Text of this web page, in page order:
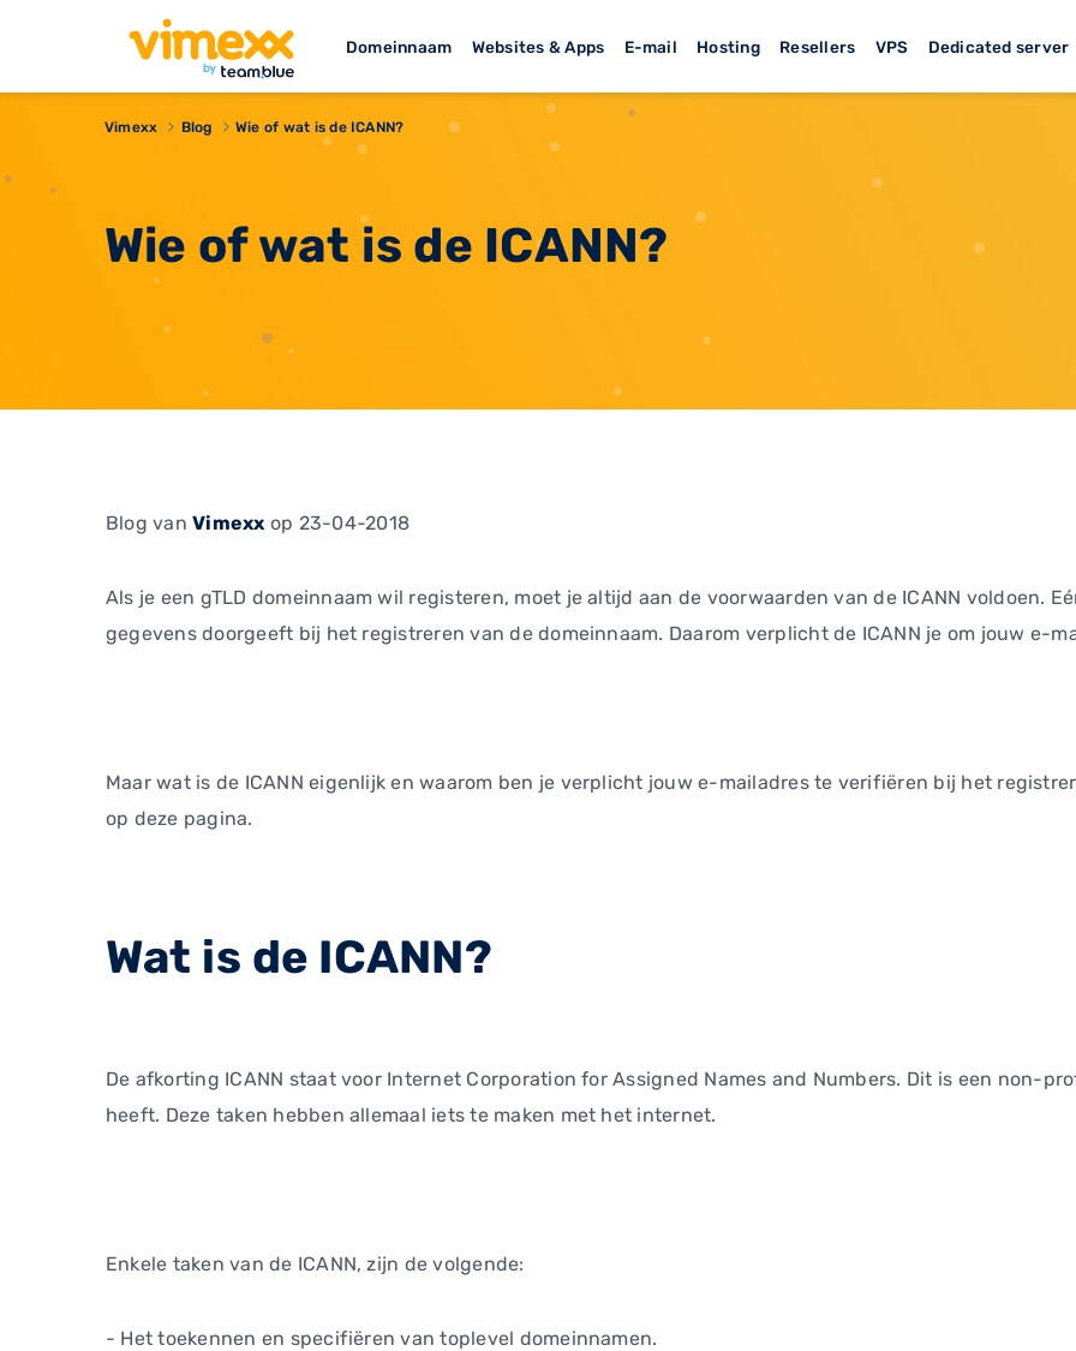
Domeinnaam Websites & Apps E-mail Hosting Resellers VPS Dedicated server
Vimexx Blog Wie of wat is de ICANN?
Wie of wat is de ICANN?
Blog vanVimexx op 23-04-2018
Als je een gTLD domeinnaam wil registeren, moet je altijd aan de voorwaarden van de ICANN voldoen.
gegevens doorgeeft bij het registreren van de domeinnaam. Daarom verplicht de ICANN je om jouw e-
Maar wat is de ICANN eigenlijk en waarom ben je verplicht jouw e-mailadres te verifiëren bij het
op deze pagina.
Wat is de ICANN?
De afkorting ICANN staat voor Internet Corporation for Assigned Names and Numbers. Dit is een non-
heeft. Deze taken hebben allemaal iets te maken met het internet.
Enkele taken van de ICANN, zijn de volgende:
- Het toekennen en specifiëren van toplevel domeinnamen.